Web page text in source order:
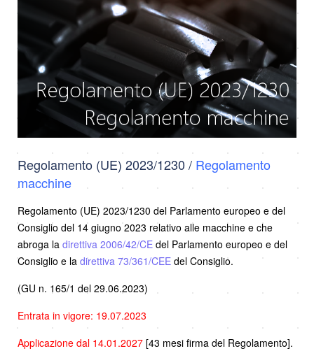
Regolamento (UE) 2023/1230 / Regolamento
macchine
Regolamento (UE) 2023/1230 del Parlamento europeo e del
Consiglio del 14 giugno 2023 relativo alle macchine e che
abroga la direttiva 2006/42/CE del Parlamento europeo e del
Consiglio e la direttiva 73/361/CEE del Consiglio.
(GU n. 165/1 del 29.06.2023)
Entrata in vigore: 19.07.2023
Applicazione dal 14.01.2027 [43 mesi firma del Regolamento].